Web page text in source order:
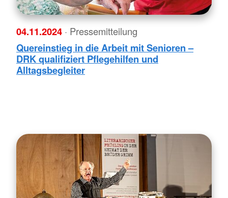
04.11.2024 · Pressemitteilung
Quereinstieg in die Arbeit mit Senioren –
DRK qualifiziert Pflegehilfen und
Alltagsbegleiter